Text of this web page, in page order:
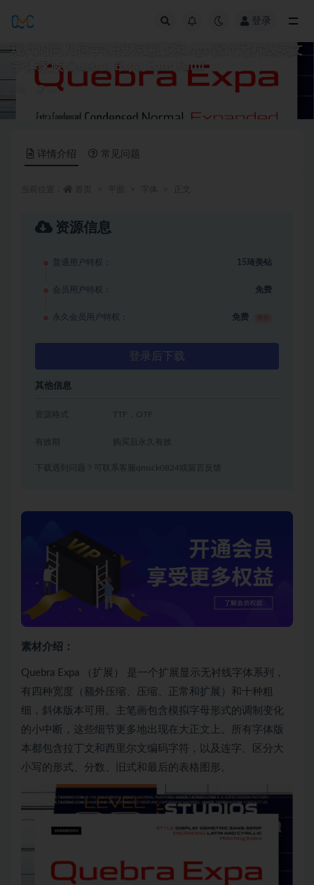
登录
现代时尚几何学海报标题徽标Logo设计无衬线英文
字体家族 Quebra Expa Font Fami
详情介绍 常见问题
资源信息
普通用户特权： 15琦美钻
会员用户特权： 免费
永久会员用户特权： 免费
登录后下载
其他信息
资源格式 TTF，OTF
有效期 购买后永久有效
下载遇到问题？可联系客服qmsck0824或留言反馈
素材介绍：
Quebra Expa （扩展） 是一个扩展显示无衬线字体系列，
有四种宽度（额外压缩、压缩、正常和扩展）和十种粗
细，斜体版本可用。主笔画包含模拟字母形式的调制变化
的小中断，这些细节更多地出现在大正文上。所有字体版
本都包含拉丁文和西里尔文编码字符，以及连字、区分大
小写的形式、分数、旧式和最后的表格图形。